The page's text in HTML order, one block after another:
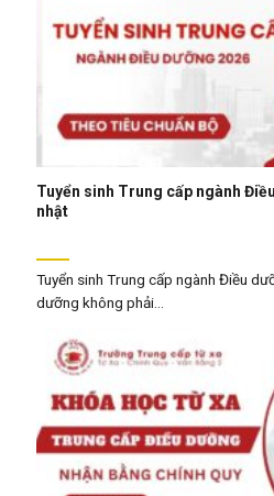
Tuyển sinh Trung cấp ngành
nhật
Tuyển sinh Trung cấp ngành Điều
dưỡng không phải...